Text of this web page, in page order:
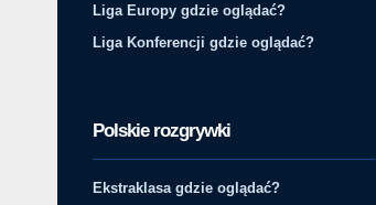
Liga Europy gdzie oglądać?
Liga Konferencji gdzie oglądać?
Polskie rozgrywki
Ekstraklasa gdzie oglądać?